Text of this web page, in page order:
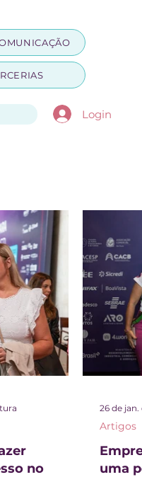
Login
no
uma
Artigos
26 de jan.